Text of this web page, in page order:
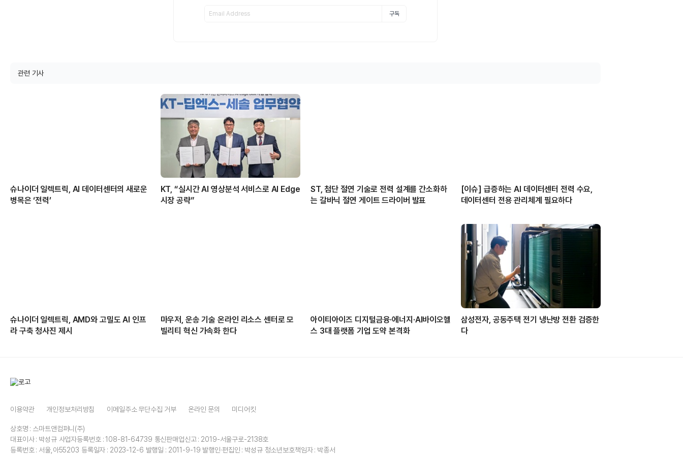
구독
관련 기사
슈나이더 일렉트릭, AI 데이터센터의 새로운
병목은 ‘전력’
KT, “실시간 AI 영상분석 서비스로 AI Edge
시장 공략”
ST, 첨단 절연 기술로 전력 설계를 간소화하
는 갈바닉 절연 게이트 드라이버 발표
[이슈] 급증하는 AI 데이터센터 전력 수요,
데이터센터 전용 관리체계 필요하다
슈나이더 일렉트릭, AMD와 고밀도 AI 인프
라 구축 청사진 제시
마우저, 운송 기술 온라인 리소스 센터로 모
빌리티 혁신 가속화 한다
아이티아이즈 디지털금융·에너지·AI바이오헬
스 3대 플랫폼 기업 도약 본격화
삼성전자, 공동주택 전기 냉난방 전환 검증한
다
이용약관 개인정보처리방침 이메일주소 무단수집 거부 온라인 문의 미디어킷
상호명 : 스마트앤컴퍼니(주)
대표이사 : 박성규 사업자등록번호 : 108-81-64739 통신판매업신고 : 2019-서울구로-2138호
등록번호 : 서울,아55203 등록일자 : 2023-12-6 발행일 : 2011-9-19 발행인·편집인 : 박성규 청소년보호책임자 : 박종서